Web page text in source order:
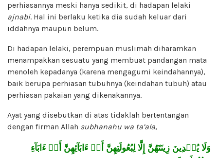
perhiasannya meski hanya sedikit, di hadapan lelaki
ajnabi. Hal ini berlaku ketika dia sudah keluar dari
iddahnya maupun belum.
Di hadapan lelaki, perempuan muslimah diharamkan
menampakkan sesuatu yang membuat pandangan mata
menoleh kepadanya (karena mengagumi keindahannya),
baik berupa perhiasan tubuhnya (keindahan tubuh) atau
perhiasan pakaian yang dikenakannya.
Ayat yang disebutkan di atas tidaklah bertentangan
dengan firman Allah subhanahu wa ta’ala,
وَلَا يُبۡدِينَ زِينَتَهُنَّ إِلَّا لِبُعُولَتِهِنَّ أَوۡ ءَابَآئِهِنَّ أَوۡ ءَابَآءِ